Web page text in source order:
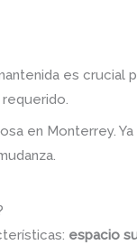
es crucial
en Monterrey. Ya
espacio